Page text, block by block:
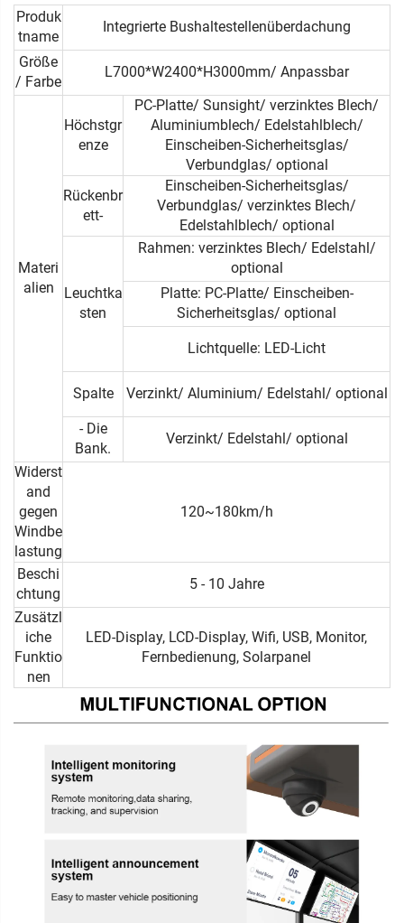
Produk
tname
Integrierte Bushaltestellenüberdachung
Größe
/ Farbe
L7000*W2400*H3000mm/ Anpassbar
Materi
alien
Höchstgr
enze
PC-Platte/ Sunsight/ verzinktes Blech/
Aluminiumblech/ Edelstahlblech/
Einscheiben-Sicherheitsglas/
Verbundglas/ optional
Rückenbr
ett-
Einscheiben-Sicherheitsglas/
Verbundglas/ verzinktes Blech/
Edelstahlblech/ optional
Leuchtka
sten
Rahmen: verzinktes Blech/ Edelstahl/
optional
Platte: PC-Platte/ Einscheiben-
Sicherheitsglas/ optional
Lichtquelle: LED-Licht
Spalte Verzinkt/ Aluminium/ Edelstahl/ optional
- Die
Bank.
Verzinkt/ Edelstahl/ optional
Widerst
and
gegen
Windbe
lastung
120~180km/h
Beschi
chtung
5 - 10 Jahre
Zusätzl
iche
Funktio
nen
LED-Display, LCD-Display, Wifi, USB, Monitor,
Fernbedienung, Solarpanel